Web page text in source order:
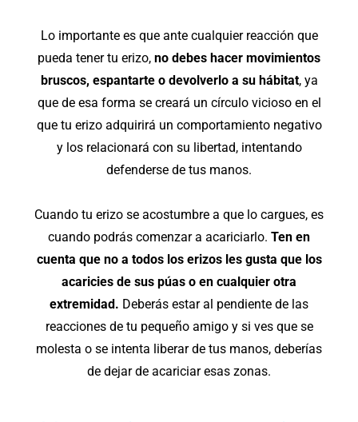
Lo importante es que ante cualquier reacción que
pueda tener tu erizo, no debes hacer movimientos
bruscos, espantarte o devolverlo a su hábitat, ya
que de esa forma se creará un círculo vicioso en el
que tu erizo adquirirá un comportamiento negativo
y los relacionará con su libertad, intentando
defenderse de tus manos.
Cuando tu erizo se acostumbre a que lo cargues, es
cuando podrás comenzar a acariciarlo. Ten en
cuenta que no a todos los erizos les gusta que los
acaricies de sus púas o en cualquier otra
extremidad. Deberás estar al pendiente de las
reacciones de tu pequeño amigo y si ves que se
molesta o se intenta liberar de tus manos, deberías
de dejar de acariciar esas zonas.